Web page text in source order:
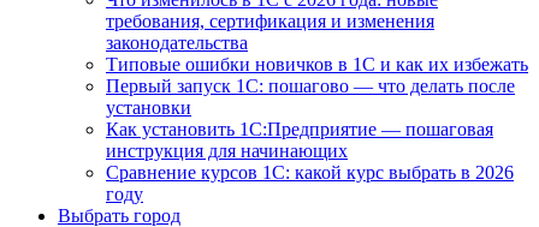
требования, сертификация и изменения
законодательства
Типовые ошибки новичков в 1С и как их избежать
Первый запуск 1С: пошагово — что делать после
установки
Как установить 1С:Предприятие — пошаговая
инструкция для начинающих
Сравнение курсов 1С: какой курс выбрать в 2026
году
Выбрать город